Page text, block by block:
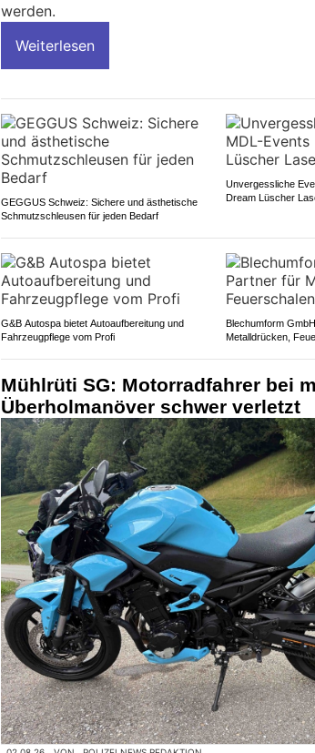
werden.
Weiterlesen
GEGGUS Schweiz: Sichere und ästhetische
Schmutzschleusen für jeden Bedarf
Unvergessliche
Dream Lüscher
G&B Autospa bietet Autoaufbereitung und
Fahrzeugpflege vom Profi
Blechumform
Metalldrücken,
Mühlrüti SG: Motorradfahrer bei
Überholmanöver schwer verletzt